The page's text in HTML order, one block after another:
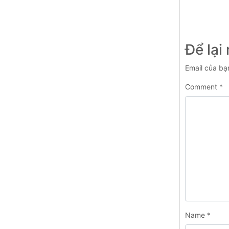
Để lại
Email của
Comment *
Name *